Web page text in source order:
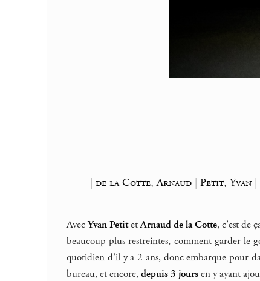
|de la Cotte, Arnaud |Petit, Yvan |
AvecYvan PetitetArnaud de la Cotte, c’est de
beaucoup plus restreintes, comment garder le
quotidien d’il y a 2 ans, donc embarque pour
bureau, et encore,depuis 3 joursen y ayant